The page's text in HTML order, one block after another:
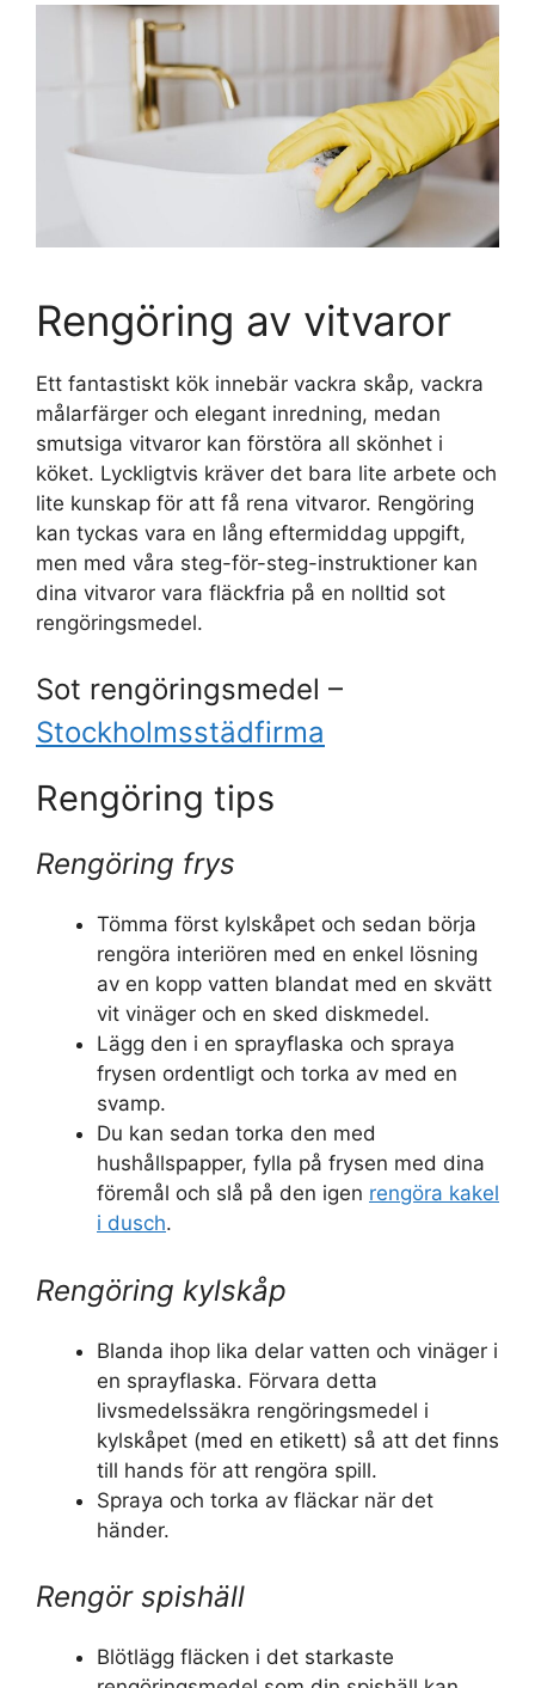
Rengöring av vitvaror
Ett fantastiskt kök innebär vackra skåp, vackra
målarfärger och elegant inredning, medan
smutsiga vitvaror kan förstöra all skönhet i
köket. Lyckligtvis kräver det bara lite arbete och
lite kunskap för att få rena vitvaror. Rengöring
kan tyckas vara en lång eftermiddag uppgift,
men med våra steg-för-steg-instruktioner kan
dina vitvaror vara fläckfria på en nolltid sot
rengöringsmedel.
Sot rengöringsmedel –
Stockholmsstädfirma
Rengöring tips
Rengöring frys
Tömma först kylskåpet och sedan börja
rengöra interiören med en enkel lösning
av en kopp vatten blandat med en skvätt
vit vinäger och en sked diskmedel.
Lägg den i en sprayflaska och spraya
frysen ordentligt och torka av med en
svamp.
Du kan sedan torka den med
hushållspapper, fylla på frysen med dina
föremål och slå på den igen rengöra kakel
i dusch.
Rengöring kylskåp
Blanda ihop lika delar vatten och vinäger i
en sprayflaska. Förvara detta
livsmedelssäkra rengöringsmedel i
kylskåpet (med en etikett) så att det finns
till hands för att rengöra spill.
Spraya och torka av fläckar när det
händer.
Rengör spishäll
Blötlägg fläcken i det starkaste